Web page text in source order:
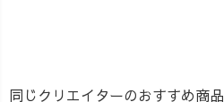
同じクリエイターのおすすめ商品